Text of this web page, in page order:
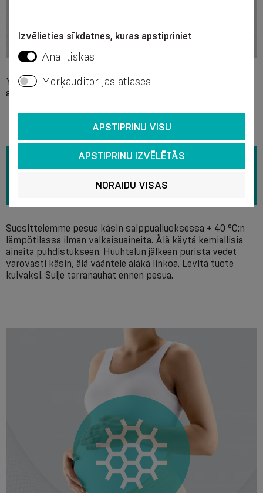
Yksittäinen yhteensopimattomuus jonkin tuotteen
ainesosan kanssa.
Suosittelemme pesua käsin saippualiuoksessa + 40 °C:n
lämpötilassa ilman valkaisuaineita. Älä käytä kemiallisia
aineita puhdistukseen. Huuhtelun jälkeen purista vedet
varovasti käsin, älä vääntele äläkä linkoa. Levitä tuote
kuivaksi. Sulje tarranauhat ennen pesua.
Izvēlieties sīkdatnes, kuras apstipriniet
Analītiskās
Mērķauditorijas atlases
APSTIPRINU VISU
APSTIPRINU IZVĒLĒTĀS
NORAIDU VISAS